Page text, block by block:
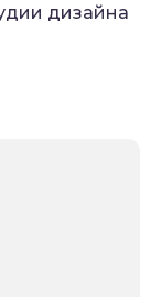
дизайна